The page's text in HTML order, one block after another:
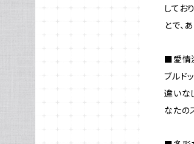
してお
とで、
■愛情
ブルド
違いな
なたの